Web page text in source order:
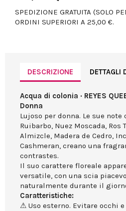
SPEDIZIONE GRATUITA (SOLO
ORDINI SUPERIORI A 25,00 €.
DESCRIZIONE DETTAGLI
Acqua di colonia · REYES
Donna
Lujoso per donna. Le sue
Ruibarbo, Nuez Moscada, Ros
Almizcle, Madera de Cedro,
Cashmeran, creano una
contrastes.
Il suo carattere floreale
versatile, con una scia
naturalmente durante il
Caratteristiche:
⚠ Uso esterno. Evitare occhi